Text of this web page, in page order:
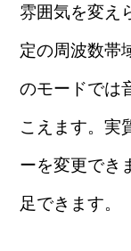
雰囲気を変え
定の周波数帯
のモードでは
こえます。実
ーを変更でき
足できます。